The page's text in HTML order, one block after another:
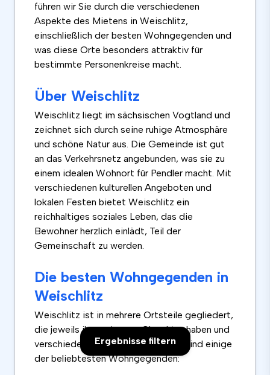
Ergebnisse filtern
führen wir Sie durch die verschiedenen
Aspekte des Mietens in Weischlitz,
einschließlich der besten Wohngegenden und
was diese Orte besonders attraktiv für
bestimmte Personenkreise macht.
Über Weischlitz
Weischlitz liegt im sächsischen Vogtland und
zeichnet sich durch seine ruhige Atmosphäre
und schöne Natur aus. Die Gemeinde ist gut
an das Verkehrsnetz angebunden, was sie zu
einem idealen Wohnort für Pendler macht. Mit
verschiedenen kulturellen Angeboten und
lokalen Festen bietet Weischlitz ein
reichhaltiges soziales Leben, das die
Bewohner herzlich einlädt, Teil der
Gemeinschaft zu werden.
Die besten Wohngegenden in
Weischlitz
Weischlitz ist in mehrere Ortsteile gegliedert,
die jeweils ihren eigenen Charakter haben und
verschiedene Vorzüge bieten. Hier sind einige
der beliebtesten Wohngegenden: